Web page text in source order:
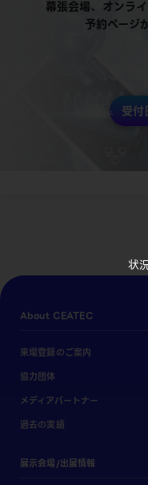
状
幕張会場、オンラ
予約ページ
受付
About CEATEC
来場登録のご案内
協力団体
メディアパートナー
過去の実績
展示会場/出展情報